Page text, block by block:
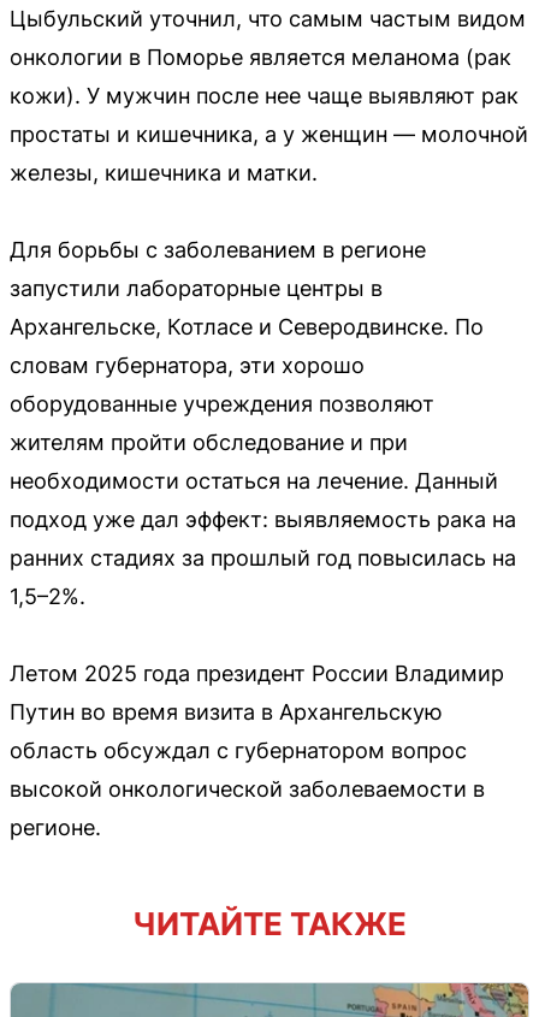
Цыбульский уточнил, что самым частым видом
онкологии в Поморье является меланома (рак
кожи). У мужчин после нее чаще выявляют рак
простаты и кишечника, а у женщин — молочной
железы, кишечника и матки.
Для борьбы с заболеванием в регионе
запустили лабораторные центры в
Архангельске, Котласе и Северодвинске. По
словам губернатора, эти хорошо
оборудованные учреждения позволяют
жителям пройти обследование и при
необходимости остаться на лечение. Данный
подход уже дал эффект: выявляемость рака на
ранних стадиях за прошлый год повысилась на
1,5–2%.
Летом 2025 года президент России Владимир
Путин во время визита в Архангельскую
область обсуждал с губернатором вопрос
высокой онкологической заболеваемости в
регионе.
ЧИТАЙТЕ ТАКЖЕ